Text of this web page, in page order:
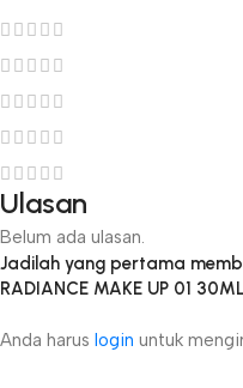
Ulasan
Belum ada ulasan.
Jadilah yang pertama
RADIANCE MAKE UP 01
Anda harus login untuk